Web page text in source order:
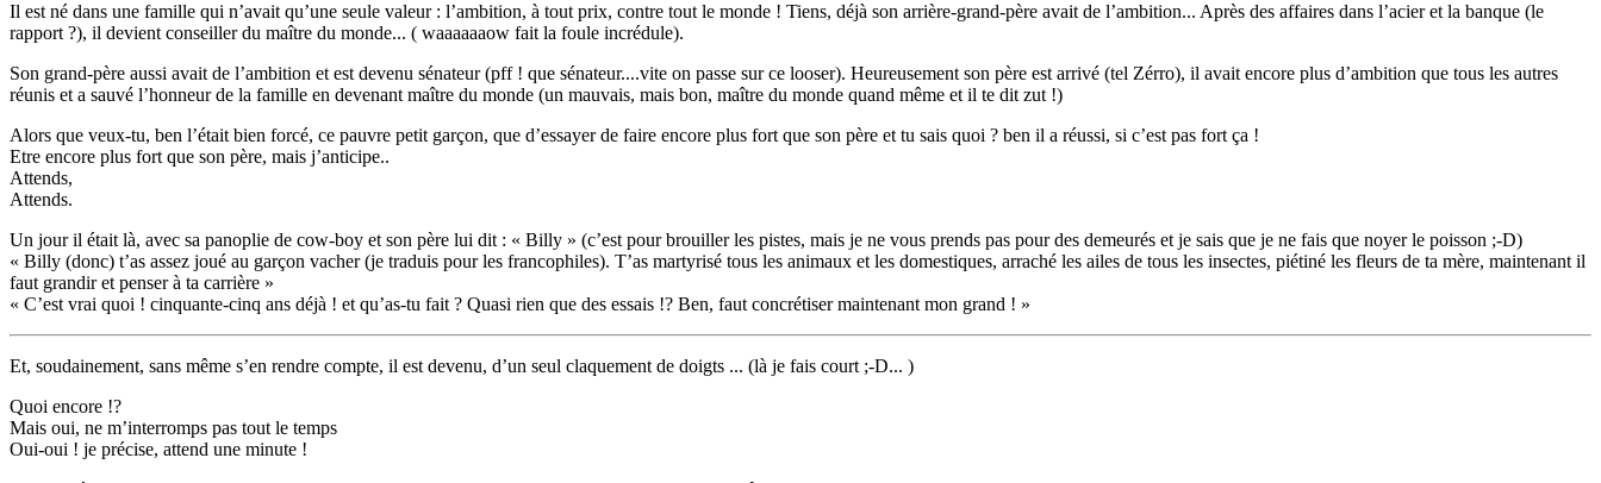
Il est né dans une famille qui n’avait qu’une seule valeur : l’ambition, à tout prix, contre tout le monde ! Tiens, déjà son arrière-grand-père avait de l’ambition... Après des affaires dans l’acier et la banque (le
rapport ?), il devient conseiller du maître du monde... ( waaaaaaow fait la foule incrédule).
Son grand-père aussi avait de l’ambition et est devenu sénateur (pff ! que sénateur....vite on passe sur ce looser). Heureusement son père est arrivé (tel Zérro), il avait encore plus d’ambition que tous les autres
réunis et a sauvé l’honneur de la famille en devenant maître du monde (un mauvais, mais bon, maître du monde quand même et il te dit zut !)
Alors que veux-tu, ben l’était bien forcé, ce pauvre petit garçon, que d’essayer de faire encore plus fort que son père et tu sais quoi ? ben il a réussi, si c’est pas fort ça !
Etre encore plus fort que son père, mais j’anticipe..
Attends,
Attends.
Un jour il était là, avec sa panoplie de cow-boy et son père lui dit : « Billy » (c’est pour brouiller les pistes, mais je ne vous prends pas pour des demeurés et je sais que je ne fais que noyer le poisson ;-D)
« Billy (donc) t’as assez joué au garçon vacher (je traduis pour les francophiles). T’as martyrisé tous les animaux et les domestiques, arraché les ailes de tous les insectes, piétiné les fleurs de ta mère, maintenant il
faut grandir et penser à ta carrière »
« C’est vrai quoi ! cinquante-cinq ans déjà ! et qu’as-tu fait ? Quasi rien que des essais !? Ben, faut concrétiser maintenant mon grand ! »
Et, soudainement, sans même s’en rendre compte, il est devenu, d’un seul claquement de doigts ... (là je fais court ;-D... )
Quoi encore !?
Mais oui, ne m’interromps pas tout le temps
Oui-oui ! je précise, attend une minute !